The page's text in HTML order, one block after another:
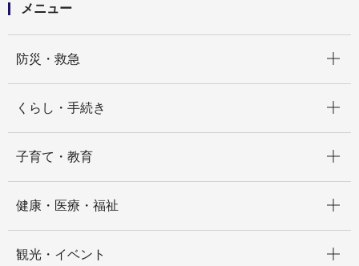
メニュー
防災・救急
くらし・手続き
子育て・教育
健康・医療・福祉
観光・イベント